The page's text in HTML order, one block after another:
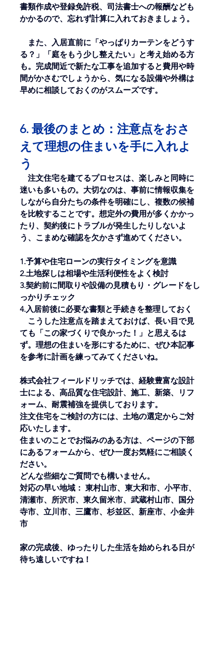
書類作成や登録免許税、司法書士への報酬なども
かかるので、忘れず計算に入れておきましょう。
また、入居直前に「やっぱりカーテンをどうす
る？」「庭をもう少し整えたい」と考え始める方
も。完成間近で新たな工事を追加すると費用や時
間がかさむでしょうから、気になる設備や外構は
早めに相談しておくのがスムーズです。
6. 最後のまとめ：注意点をおさ
えて理想の住まいを手に入れよ
う
注文住宅を建てるプロセスは、楽しみと同時に
迷いも多いもの。大切なのは、事前に情報収集を
しながら自分たちの条件を明確にし、複数の候補
を比較することです。想定外の費用が多くかかっ
たり、契約後にトラブルが発生したりしないよ
う、こまめな確認を欠かさず進めてください。
1.予算や住宅ローンの実行タイミングを意識
2.土地探しは相場や生活利便性をよく検討
3.契約前に間取りや設備の見積もり・グレードをし
っかりチェック
4.入居前後に必要な書類と手続きを整理しておく
こうした注意点を踏まえておけば、長い目で見
ても「この家づくりで良かった！」と思えるは
ず。理想の住まいを形にするために、ぜひ本記事
を参考に計画を練ってみてくださいね。
株式会社フィールドリッチでは、経験豊富な設計
士による、高品質な住宅設計、施工、新築、リフ
ォーム、耐震補強を提供しております。
注文住宅をご検討の方には、土地の選定からご対
応いたします。
住まいのことでお悩みのある方は、ページの下部
にあるフォームから、ぜひ一度お気軽にご相談く
ださい。
どんな些細なご質問でも構いません。
対応の早い地域： 東村山市、東大和市、小平市、
清瀬市、所沢市、東久留米市、武蔵村山市、国分
寺市、立川市、三鷹市、杉並区、新座市、小金井
市
家の完成後、ゆったりした生活を始められる日が
待ち遠しいですね！